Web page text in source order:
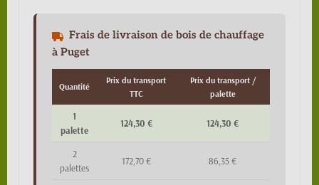
Frais de livraison de bois de chauffage
à Puget
Quantité
Prix du transport
TTC
Prix du transport /
palette
1
palette
124,30 € 124,30 €
2
palettes
172,70 € 86,35 €